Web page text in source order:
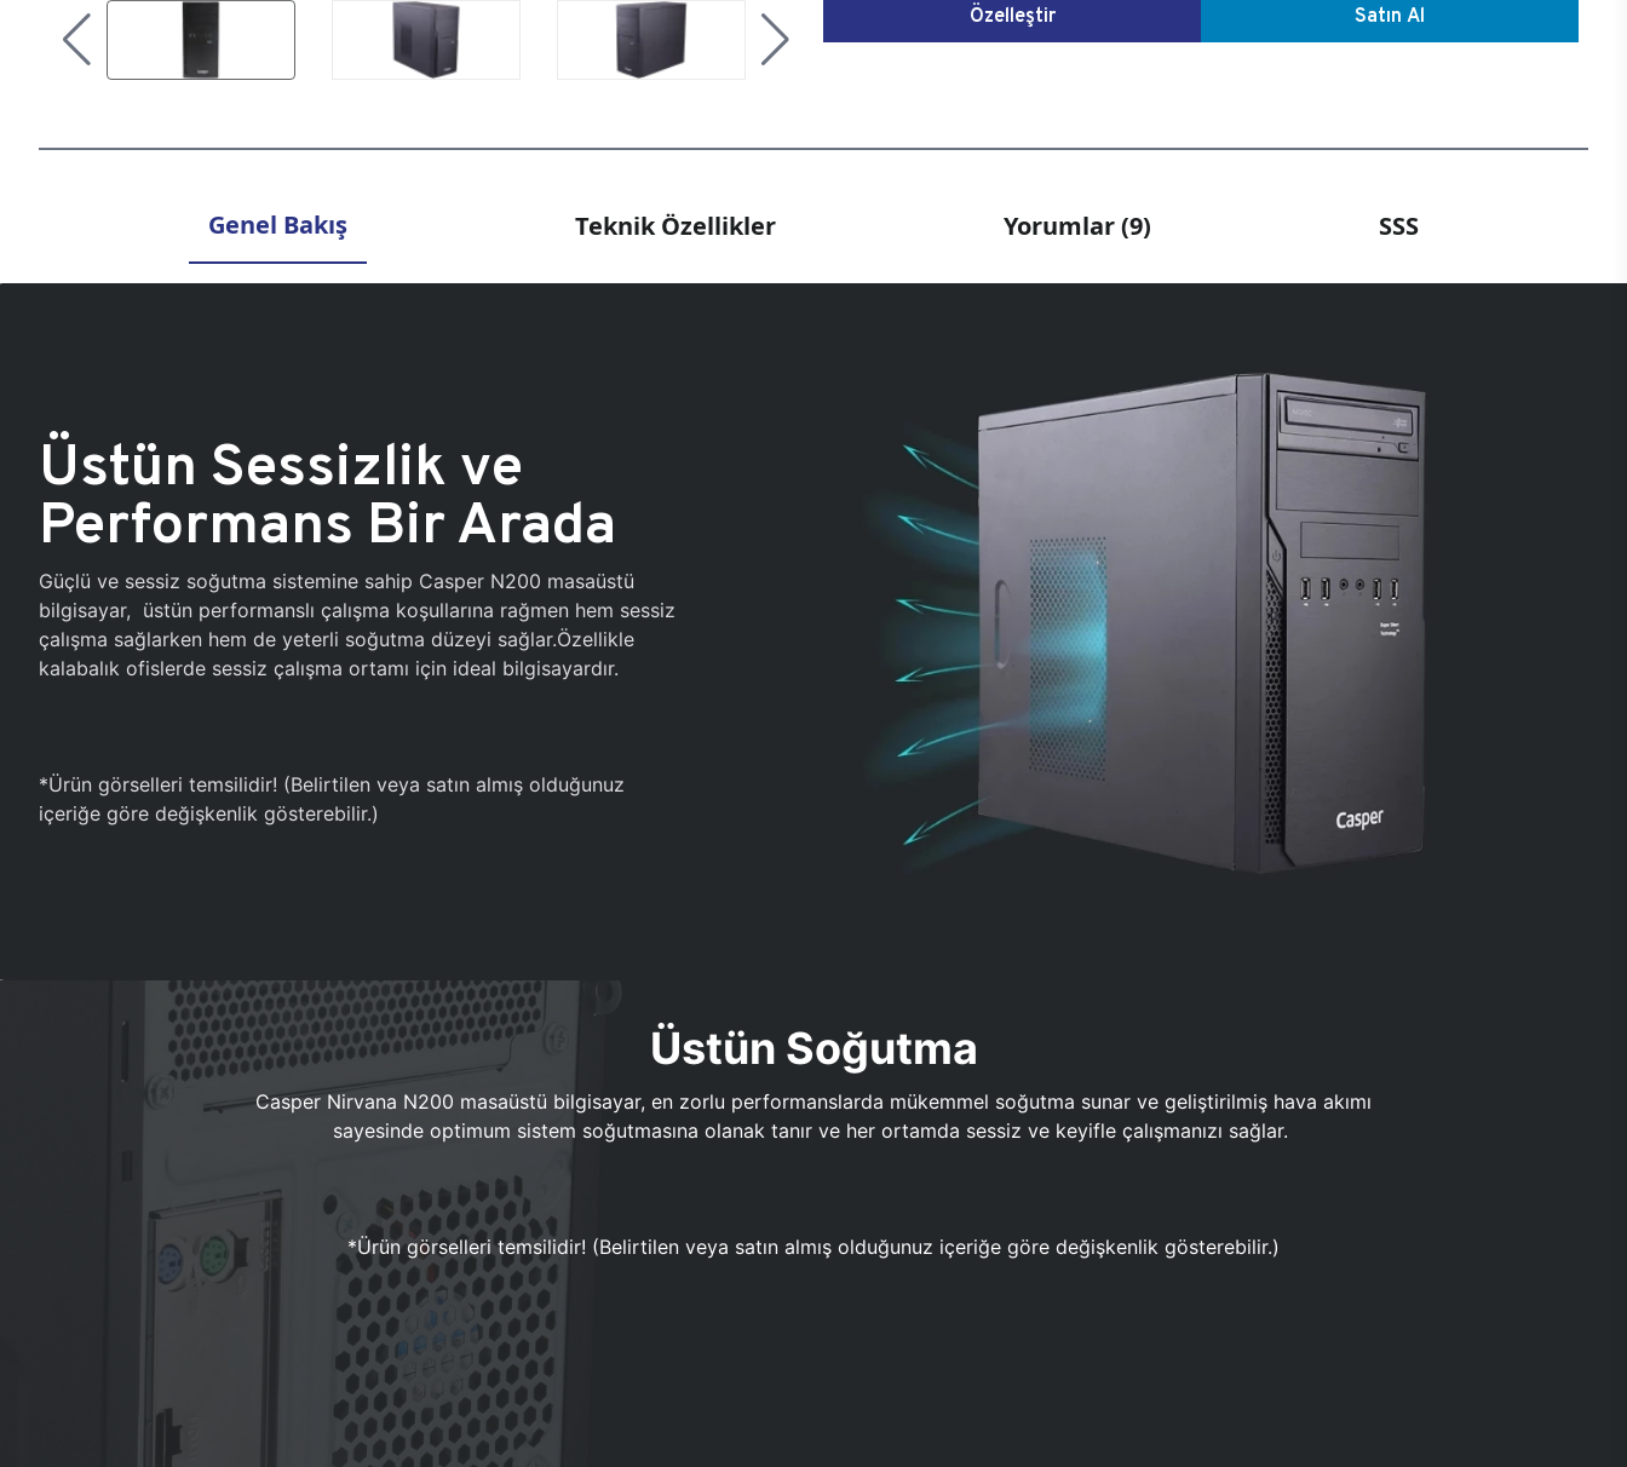
Özelleştir Satın Al
Genel Bakış Teknik Özellikler Yorumlar (9) SSS
Üstün Sessizlik ve
Performans Bir Arada
Güçlü ve sessiz soğutma sistemine sahip Casper N200 masaüstü
bilgisayar, üstün performanslı çalışma koşullarına rağmen hem sessiz
çalışma sağlarken hem de yeterli soğutma düzeyi sağlar.Özellikle
kalabalık ofislerde sessiz çalışma ortamı için ideal bilgisayardır.
*Ürün görselleri temsilidir! (Belirtilen veya satın almış olduğunuz
içeriğe göre değişkenlik gösterebilir.)
Üstün Soğutma
Casper Nirvana N200 masaüstü bilgisayar, en zorlu performanslarda mükemmel soğutma sunar ve geliştirilmiş hava akımı
sayesinde optimum sistem soğutmasına olanak tanır ve her ortamda sessiz ve keyifle çalışmanızı sağlar.
*Ürün görselleri temsilidir! (Belirtilen veya satın almış olduğunuz içeriğe göre değişkenlik gösterebilir.)